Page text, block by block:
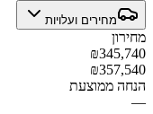
מחירים ועלויות
מחירון
₪345,740
₪357,540
הנחה ממוצעת
—